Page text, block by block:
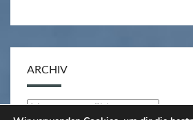
ARCHIV
Archiv